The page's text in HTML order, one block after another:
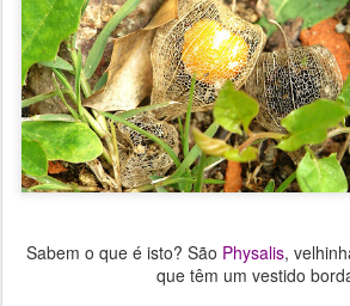
Sabem o que é isto? São Physalis,
que têm um vestido